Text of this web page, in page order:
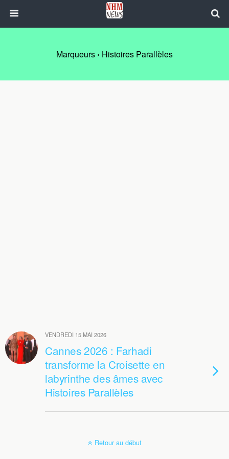
Marqueurs › Histoires Parallèles
VENDREDI 15 MAI 2026
Cannes 2026 : Farhadi
transforme la Croisette en
labyrinthe des âmes avec
Histoires Parallèles
Retour au début